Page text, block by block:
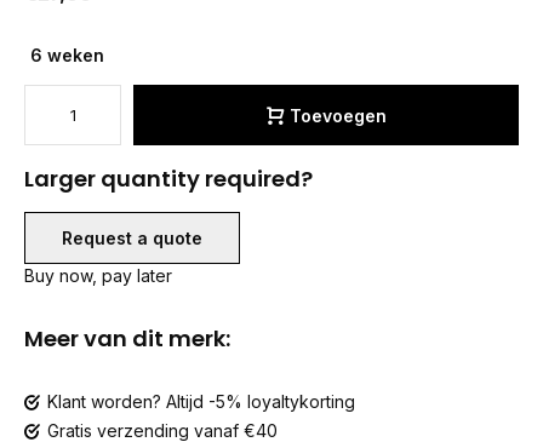
6 weken
Toevoegen
Larger quantity required?
Request a quote
Buy now, pay later
Meer van dit merk:
Klant worden? Altijd -5% loyaltykorting
Gratis verzending vanaf €40